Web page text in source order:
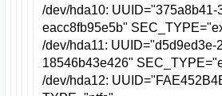
/dev/hda10: UUID="375a8b41-
eacc8fb95e5b"
/dev/hda11: UUID="d5d9ed3e-
18546b43e426"
/dev/hda12: